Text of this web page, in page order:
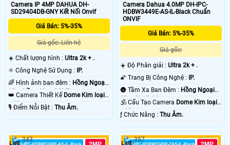
Camera IP 4MP DAHUA DH-
SD29404DB-GNY Kết Nối Onvif
Giá Bán: 5%-35%
Giá gốc: Liên hệ
☀️ Chất lượng hình : Ultra 2k + .
⚛️ Công Nghệ Sử Dụng :
IP.
🌈 Hình ảnh ban đêm : Hồng Ngoại
10m Hồng Ngoại SMD.
👑 Camera Thiết Kế Dome Kim loại
+ Nhựa.
️🎙 Điểm Nỗi Bật : Thu Âm.
Camera Dahua 4.0MP DH-IPC-
HDBW3449E-AS-IL-Black Chuẩn
ONVIF
Giá Bán: 5%-35%
Giá gốc:
☀️ Độ Phân giải :Ultra 2k + .
🌠 Trang Bị Công Nghệ :
IP.
🌚 Tầm Xa Ban Đêm : Hồng Ngoại
40m Starlight.
🕉️ Cấu Tạo Camera Dome Kim loại
+ Nhựa.
️ƒ Chức Năng :Thu Âm.
343 357